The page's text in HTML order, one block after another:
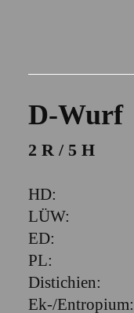
D-Wurf
2 R / 5 H
HD:
LÜW:
ED:
PL:
Distichien:
Ek-/Entropium: